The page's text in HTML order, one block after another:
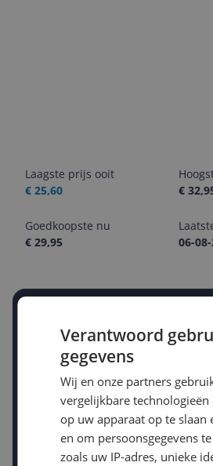
Laagste prijs ooit
€ 25,60
€
Goedkoopste nu
€ 29,95
06-
Krijg een seintje zodra de prijs
Gewenste daling of bedrag
-5% -10% -15%
Verantwoord
gegevens
Wij en onze partners
vergelijkbare
op uw apparaat op te slaan
en om persoonsgegevens
zoals uw IP-adres, unieke